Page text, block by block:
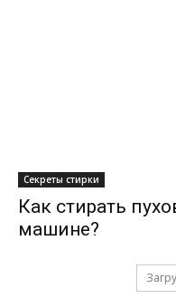
Секреты стирки
Как стирать
машине?